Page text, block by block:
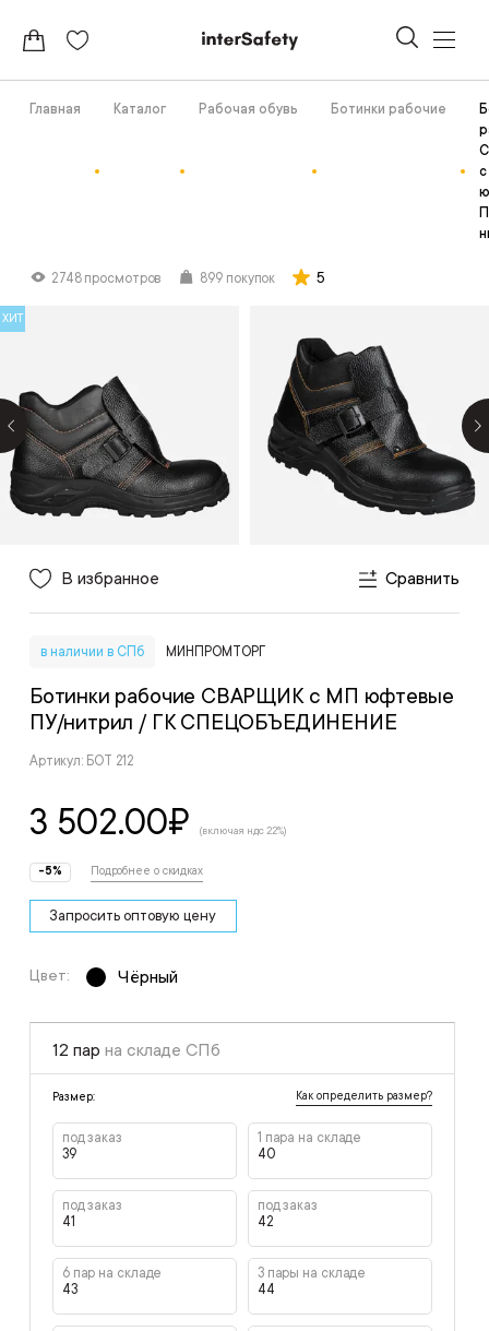
Главная Каталог Рабочая обувь Ботинки рабочие
2748 просмотров 899 покупок 5
ХИТ
В избранное Сравнить
в наличии в СПб МИНПРОМТОРГ
Ботинки рабочие СВАРЩИК с МП юфтевые
ПУ/нитрил / ГК СПЕЦОБЪЕДИНЕНИЕ
Артикул: БОТ 212
3 502.00₽ (включая ндс 22%)
-5% Подробнее о скидках
Запросить оптовую цену
Цвет: Чёрный
12 пар на складе СПб
Размер: Как определить размер?
под заказ
39
1 пара на складе
40
под заказ
41
под заказ
42
6 пар на складе
43
3 пары на складе
44